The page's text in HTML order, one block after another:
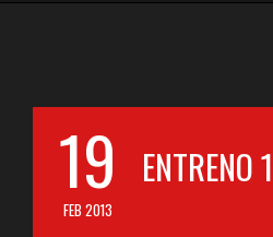
19
FEB 2013
ENTRENO